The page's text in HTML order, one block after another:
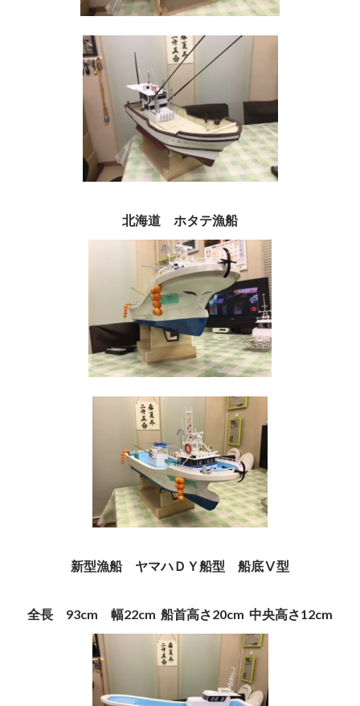
北海道 ホタテ漁船
新型漁船 ヤマハＤＹ船型 船底Ⅴ型
全長 93cm 幅22cm 船首高さ20cm 中央高さ12cm